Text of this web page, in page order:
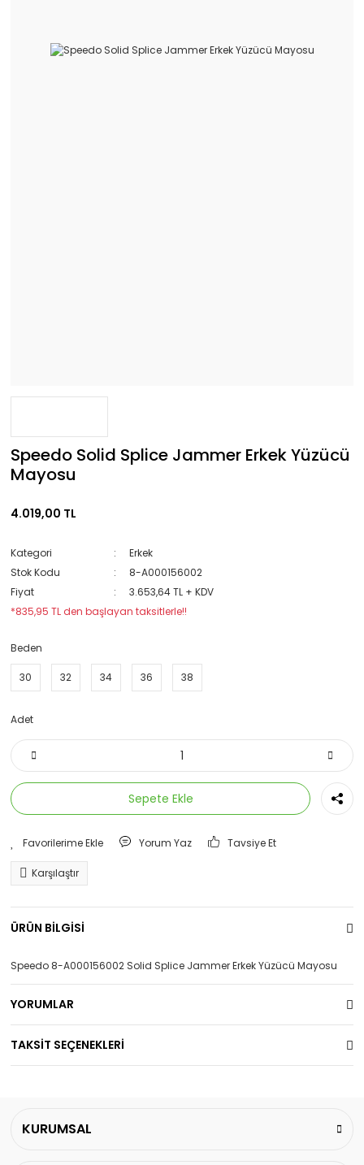
Speedo Solid Splice Jammer Erkek Yüzücü
Mayosu
4.019,00 TL
Kategori
Erkek
Stok Kodu
8-A000156002
Fiyat
3.653,64 TL + KDV
*835,95 TL den başlayan taksitlerle!!
Beden
30 32 34 36 38
Adet
Sepete Ekle
Yorum Yaz Tavsiye Et
Karşılaştır
ÜRÜN BİLGİSİ
Speedo 8-A000156002 Solid Splice Jammer Erkek Yüzücü Mayosu
YORUMLAR
TAKSİT SEÇENEKLERİ
KURUMSAL